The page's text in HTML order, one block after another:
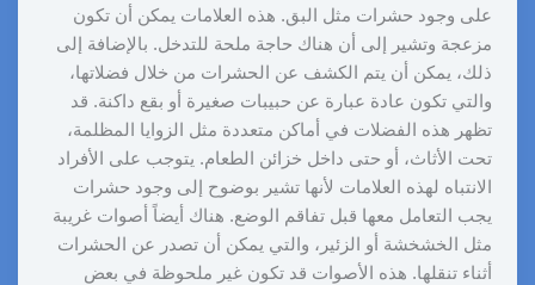
على وجود حشرات مثل البق. هذه العلامات يمكن أن تكون
مزعجة وتشير إلى أن هناك حاجة ملحة للتدخل. بالإضافة إلى
ذلك، يمكن أن يتم الكشف عن الحشرات من خلال فضلاتها،
والتي تكون عادة عبارة عن حبيبات صغيرة أو بقع داكنة. قد
تظهر هذه الفضلات في أماكن متعددة مثل الزوايا المظلمة،
تحت الأثاث، أو حتى داخل خزائن الطعام. يتوجب على الأفراد
الانتباه لهذه العلامات لأنها تشير بوضوح إلى وجود حشرات
يجب التعامل معها قبل تفاقم الوضع. هناك أيضاً أصوات غريبة
مثل الخشخشة أو الزئير، والتي يمكن أن تصدر عن الحشرات
أثناء تنقلها. هذه الأصوات قد تكون غير ملحوظة في بعض